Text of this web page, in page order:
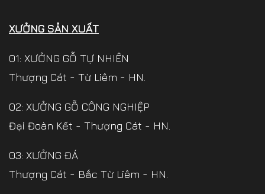
XƯỞNG SẢN XUẤT
01: XƯỞNG GỖ TỰ NHIÊN
Thượng Cát - Từ Liêm - HN.
02: XƯỞNG GỖ CÔNG NGHIỆP
Đại Đoàn Kết - Thượng Cát - HN.
03: XƯỞNG ĐÁ
Thượng Cát - Bắc Từ Liêm - HN.